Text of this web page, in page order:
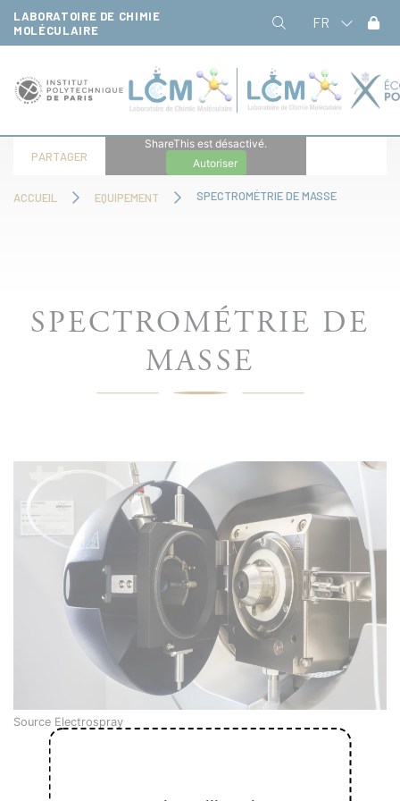
LABORATOIRE DE CHIMIE
MOLÉCULAIRE
FR
ACCUEIL EQUIPEMENT SPECTROMÉTRIE DE MASSE
PARTAGER
ShareThis est désactivé.
Autoriser
SPECTROMÉTRIE DE
MASSE
Source Electrospray
Panneau de gestion des cookies